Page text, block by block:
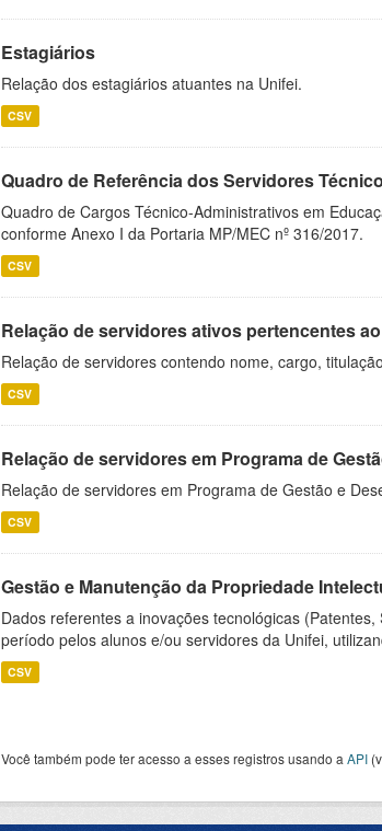
Estagiários
Relação dos estagiários atuantes na Unifei.
CSV
Quadro de Referência dos Servidores
Quadro de Cargos Técnico-Administrativos em
conforme Anexo I da Portaria MP/MEC nº 316/2017.
CSV
Relação de servidores ativos pertencentes
Relação de servidores contendo nome, cargo,
CSV
Relação de servidores em Programa de
Relação de servidores em Programa de Gestão e
CSV
Gestão e Manutenção da Propriedade
Dados referentes a inovações tecnológicas
período pelos alunos e/ou servidores da Unifei,
CSV
Você também pode ter acesso a esses registros usando a API